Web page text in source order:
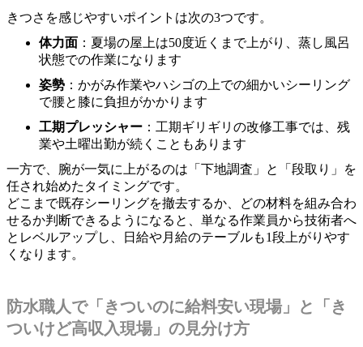
きつさを感じやすいポイントは次の3つです。
体力面 ：夏場の屋上は50度近くまで上がり、蒸し風呂
状態での作業になります
姿勢 ：かがみ作業やハシゴの上での細かいシーリング
で腰と膝に負担がかかります
工期プレッシャー ：工期ギリギリの改修工事では、残
業や土曜出勤が続くこともあります
一方で、腕が一気に上がるのは「下地調査」と「段取り」を
任され始めたタイミングです。
どこまで既存シーリングを撤去するか、どの材料を組み合わ
せるか判断できるようになると、単なる作業員から技術者へ
とレベルアップし、日給や月給のテーブルも1段上がりやす
くなります。
防水職人で「きついのに給料安い現場」と「き
ついけど高収入現場」の見分け方